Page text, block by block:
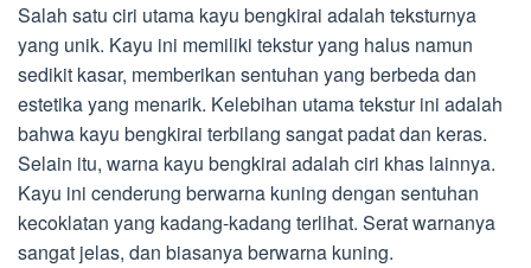
Salah satu ciri utama kayu bengkirai adalah teksturnya
yang unik. Kayu ini memiliki tekstur yang halus namun
sedikit kasar, memberikan sentuhan yang berbeda dan
estetika yang menarik. Kelebihan utama tekstur ini adalah
bahwa kayu bengkirai terbilang sangat padat dan keras.
Selain itu, warna kayu bengkirai adalah ciri khas lainnya.
Kayu ini cenderung berwarna kuning dengan sentuhan
kecoklatan yang kadang-kadang terlihat. Serat warnanya
sangat jelas, dan biasanya berwarna kuning.